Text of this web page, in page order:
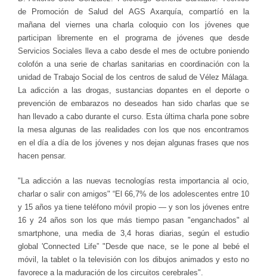
de Promoción de Salud del AGS Axarquía, compartíó en la
mañana del viernes una charla coloquio con los jóvenes que
participan libremente en el programa de jóvenes que desde
Servicios Sociales lleva a cabo desde el mes de octubre poniendo
colofón a una serie de charlas sanitarias en coordinación con la
unidad de Trabajo Social de los centros de salud de Vélez Málaga.
La adicción a las drogas, sustancias dopantes en el deporte o
prevención de embarazos no deseados han sido charlas que se
han llevado a cabo durante el curso. Esta última charla pone sobre
la mesa algunas de las realidades con los que nos encontramos
en el día a día de los jóvenes y nos dejan algunas frases que nos
hacen pensar.
"La adicción a las nuevas tecnologías resta importancia al ocio,
charlar o salir con amigos" “El 66,7% de los adolescentes entre 10
y 15 años ya tiene teléfono móvil propio — y son los jóvenes entre
16 y 24 años son los que más tiempo pasan "enganchados" al
smartphone, una media de 3,4 horas diarias, según el estudio
global 'Connected Life” "Desde que nace, se le pone al bebé el
móvil, la tablet o la televisión con los dibujos animados y esto no
favorece a la maduración de los circuitos cerebrales".